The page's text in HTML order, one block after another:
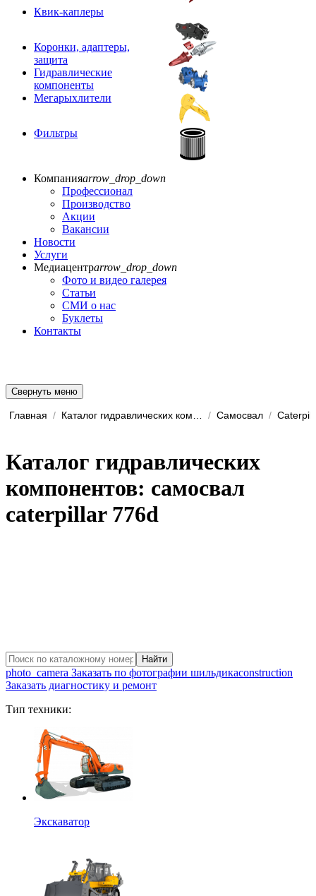
Квик-каплеры
Коронки, адаптеры,
защита
Гидравлические
компоненты
Мегарыхлители
Фильтры
Компанияarrow_drop_down
Профессионал
Производство
Акции
Вакансии
Новости
Услуги
Медиацентрarrow_drop_down
Фото и видео галерея
Статьи
СМИ о нас
Буклеты
Контакты
Свернуть меню
Главная / / Самосвал /
Каталог гидравлических
компонентов: самосвал
caterpillar 776d
photo_camera Заказать по фотографии шильдикаconstruction
Заказать диагностику и ремонт
Тип техники:
Экскаватор